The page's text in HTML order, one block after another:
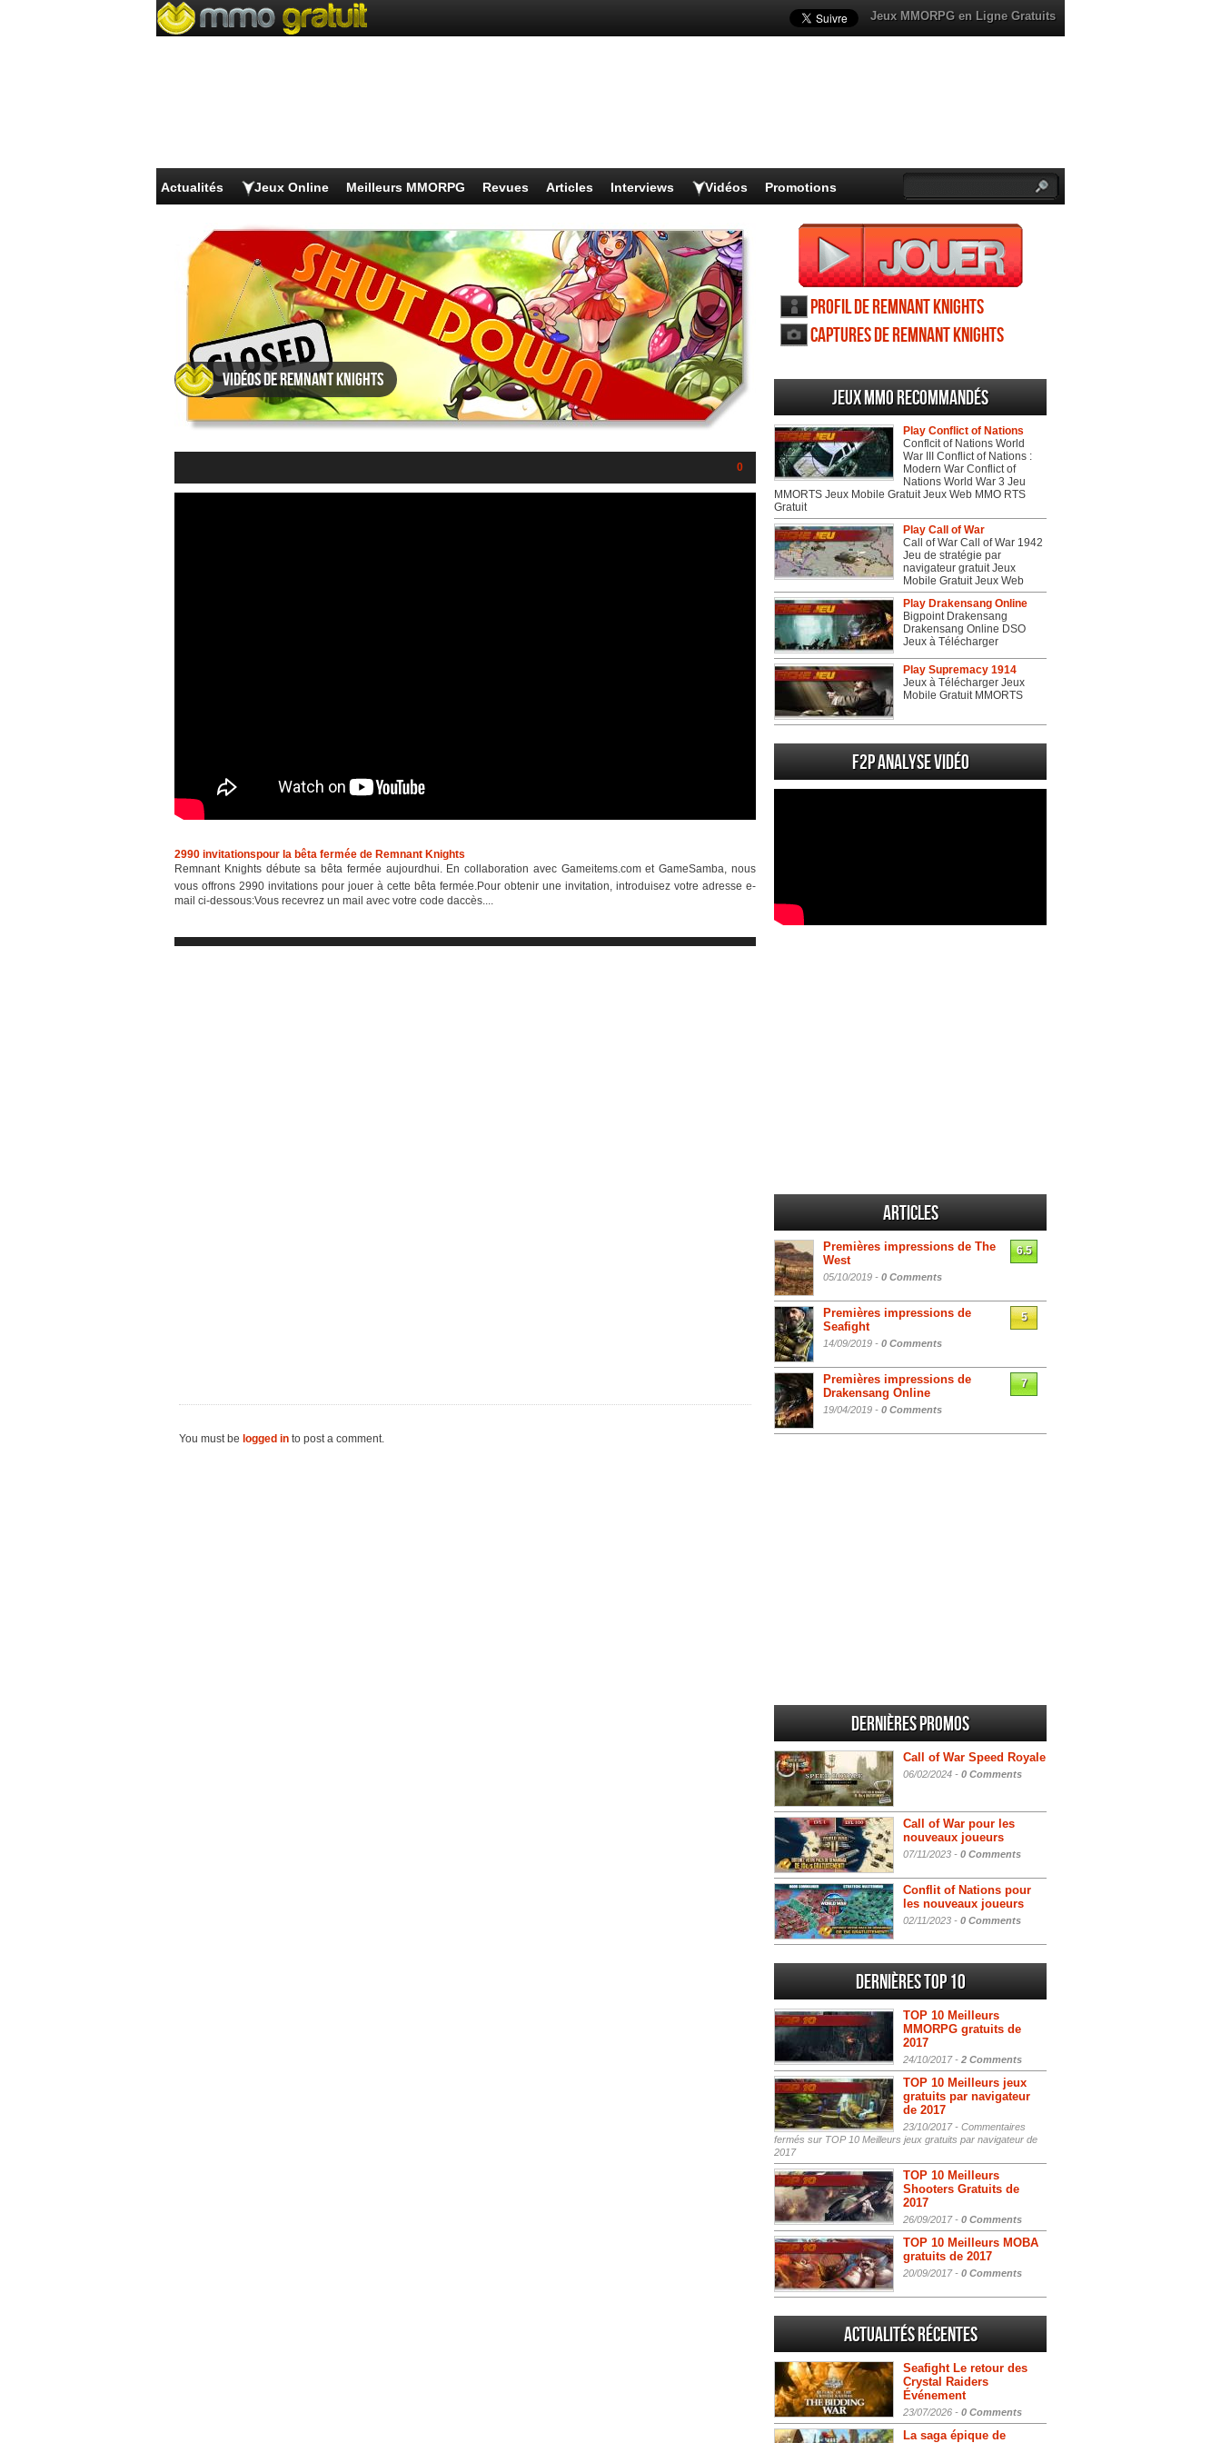
Jeux MMORPG en Ligne Gratuits
Actualités Jeux Online Meilleurs MMORPG Revues Articles Interviews Vidéos Promotions
Vidéos de Remnant Knights
0
2990 invitationspour la bêta fermée de Remnant Knights
Remnant Knights débute sa bêta fermée aujourdhui. En collaboration avec Gameitems.com et GameSamba, nous
vous offrons 2990 invitations pour jouer à cette bêta fermée.Pour obtenir une invitation, introduisez votre adresse e-
mail ci-dessous:Vous recevrez un mail avec votre code daccès....
You must be logged in to post a comment.
Profil de Remnant Knights
Captures de Remnant Knights
Jeux MMO recommandés
Play Conflict of Nations
Conflcit of Nations World
War III Conflict of Nations :
Modern War Conflict of
Nations World War 3 Jeu
MMORTS Jeux Mobile Gratuit Jeux Web MMO RTS
Gratuit
Play Call of War
Call of War Call of War 1942
Jeu de stratégie par
navigateur gratuit Jeux
Mobile Gratuit Jeux Web
Play Drakensang Online
Bigpoint Drakensang
Drakensang Online DSO
Jeux à Télécharger
Play Supremacy 1914
Jeux à Télécharger Jeux
Mobile Gratuit MMORTS
F2P Analyse vidéo
Articles
Premières impressions de The
West
05/10/2019 - 0 Comments
6.5
Premières impressions de
Seafight
14/09/2019 - 0 Comments
5
Premières impressions de
Drakensang Online
19/04/2019 - 0 Comments
7
Dernières promos
Call of War Speed Royale
06/02/2024 - 0 Comments
Call of War pour les
nouveaux joueurs
07/11/2023 - 0 Comments
Conflit of Nations pour
les nouveaux joueurs
02/11/2023 - 0 Comments
Dernières Top 10
TOP 10 Meilleurs
MMORPG gratuits de
2017
24/10/2017 - 2 Comments
TOP 10 Meilleurs jeux
gratuits par navigateur
de 2017
23/10/2017 - Commentaires
fermés sur TOP 10 Meilleurs jeux gratuits par navigateur de
2017
TOP 10 Meilleurs
Shooters Gratuits de
2017
26/09/2017 - 0 Comments
TOP 10 Meilleurs MOBA
gratuits de 2017
20/09/2017 - 0 Comments
Actualités Récentes
Seafight Le retour des
Crystal Raiders
Événement
23/07/2026 - 0 Comments
La saga épique de